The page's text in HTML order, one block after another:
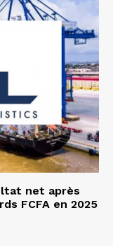
net après
FCFA en 2025